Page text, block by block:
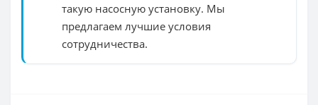
такую насосную установку. Мы
предлагаем лучшие условия
сотрудничества.